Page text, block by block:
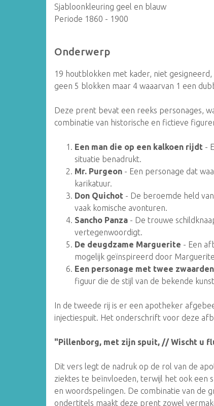
Sjabloonkleuring geel en blauw
Periode 1860 - 1900
Onderwerp
19 houtblokken met kader, niet
geen 5 blokken maar 4 waaarvan 1 een
Deze prent bevat een reeks personages,
combinatie van historische en fictieve
Een man die op een kalkoen rijdt -
situatie benadrukt.
Mr. Purgeon - Een personage dat
karikatuur.
Don Quichot - De beroemde held
vaak komische avonturen.
Sancho Panza - De trouwe
vertegenwoordigt.
De deugdzame Marguerite - Een
mogelijk geïnspireerd door
Een personage met twee
figuur die de stijl van de bekende
In de tweede rij is er een apotheker
injectiespuit. Het onderschrift voor deze
"Pillenborg, met zijn spuit, // Wischt u
Dit vers legt de nadruk op de rol van de
ziektes te beïnvloeden, terwijl het ook een
en woordspelingen. De combinatie van de
ondertitels maakt deze prent zowel